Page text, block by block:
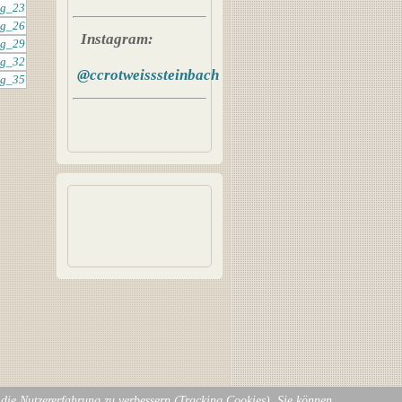
Instagram:
@ccrotweisssteinbach